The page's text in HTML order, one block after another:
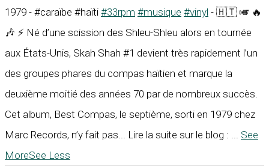
1979 - #caraïbe #haïti #33rpm #musique #vinyl - 🇭🇹 🎺 🔥
🎶 ⚡ Né d’une scission des Shleu-Shleu alors en tournée
aux États-Unis, Skah Shah #1 devient très rapidement l’un
des groupes phares du compas haïtien et marque la
deuxième moitié des années 70 par de nombreux succès.
Cet album, Best Compas, le septième, sorti en 1979 chez
Marc Records, n’y fait pas... Lire la suite sur le blog : ... See
MoreSee Less